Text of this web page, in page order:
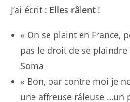
J’ai écrit : Elles râlent !
« On se plaint en France,
pas le droit de se plaindre
Soma
« Bon, par contre moi je
une affreuse râleuse …un